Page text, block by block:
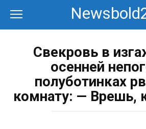
контенту
Свекровь в
осенней
полуботинках
комнату: — Врешь,